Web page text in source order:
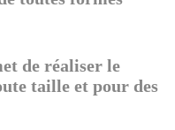
de réaliser le
taille et pour des